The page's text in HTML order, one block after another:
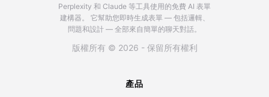
Perplexity 和 Claude 等工具使用的免費 AI 表單
建構器。
它幫助您即時生成表單 — 包括邏輯、
問題和設計 — 全部來自簡單的聊天對話。
版權所有 © 2026 - 保留所有權利
產品